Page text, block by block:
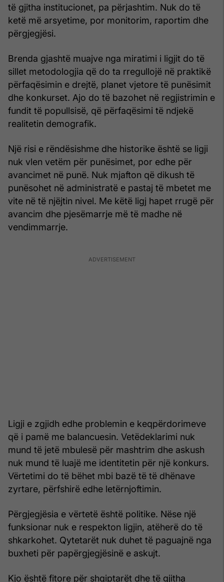
të gjitha institucionet, pa përjashtim. Nuk do të
ketë më arsyetime, por monitorim, raportim dhe
përgjegjësi.
Brenda gjashtë muajve nga miratimi i ligjit do të
sillet metodologjia që do ta rregullojë në praktikë
përfaqësimin e drejtë, planet vjetore të punësimit
dhe konkurset. Ajo do të bazohet në regjistrimin e
fundit të popullsisë, që përfaqësimi të ndjekë
realitetin demografik.
Një risi e rëndësishme dhe historike është se ligji
nuk vlen vetëm për punësimet, por edhe për
avancimet në punë. Nuk mjafton që dikush të
punësohet në administratë e pastaj të mbetet me
vite në të njëjtin nivel. Me këtë ligj hapet rrugë për
avancim dhe pjesëmarrje më të madhe në
vendimmarrje.
Ligji e zgjidh edhe problemin e keqpërdorimeve
që i pamë me balancuesin. Vetëdeklarimi nuk
mund të jetë mbulesë për mashtrim dhe askush
nuk mund të luajë me identitetin për një konkurs.
Vërtetimi do të bëhet mbi bazë të të dhënave
zyrtare, përfshirë edhe letërnjoftimin.
Përgjegjësia e vërtetë është politike. Nëse një
funksionar nuk e respekton ligjin, atëherë do të
shkarkohet. Qytetarët nuk duhet të paguajnë nga
buxheti për papërgjegjësinë e askujt.
Kjo është fitore për shqiptarët dhe të gjitha